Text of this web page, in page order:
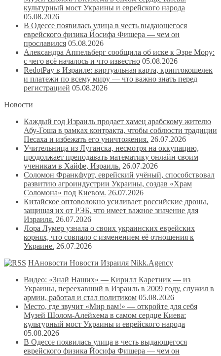
культурный мост Украины и еврейского народа
05.08.2026
В Одессе появилась улица в честь выдающегося
еврейского физика Йосифа Фишера — чем он
прославился 05.08.2026
Александра Аппельберг сообщила об иске к Эзре Мору:
с чего всё началось и что известно 05.08.2026
RedotPay в Израиле: виртуальная карта, криптокошелек
и платежи по всему миру — что важно знать перед
регистрацией 05.08.2026
Новости
Каждый год Израиль продает хамец арабскому жителю
Абу-Гоша в рамках контракта, чтобы соблюсти традиции
Песаха и избежать его уничтожения. 26.07.2026
Учительница из Луганска, несмотря на оккупацию,
продолжает преподавать математику онлайн своим
ученикам в Хайфе, Израиль. 26.07.2026
Соломон Франкфурт, еврейский учёный, способствовал
развитию агроиндустрии Украины, создав «Храм
Соломона» под Киевом. 26.07.2026
Китайское оптоволокно усиливает российские дроны,
защищая их от РЭБ, что имеет важное значение для
Израиля. 26.07.2026
Лора Лумер узнала о своих украинских еврейских
корнях, что совпало с изменением её отношения к
Украине. 26.07.2026
НАновости Новости Израиля Nikk.Agency
Видео: «Знай Наших» — Кирилл Каретник — из
Украины, переехавший в Израиль в 2009 году, служил в
армии, работал и стал политиком 05.08.2026
Место, где звучит «Мир вам!» — откройте для себя
Музей Шолом-Алейхема в самом сердце Киева:
культурный мост Украины и еврейского народа
05.08.2026
В Одессе появилась улица в честь выдающегося
еврейского физика Йосифа Фишера — чем он